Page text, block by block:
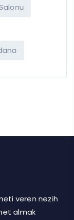
veren nezih
almak